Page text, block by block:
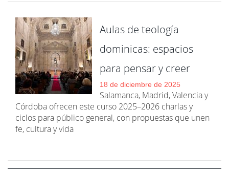
Aulas de teología
dominicas: espacios
para pensar y creer
18 de diciembre de 2025
Salamanca, Madrid, Valencia y
Córdoba ofrecen este curso 2025–2026 charlas y
ciclos para público general, con propuestas que unen
fe, cultura y vida